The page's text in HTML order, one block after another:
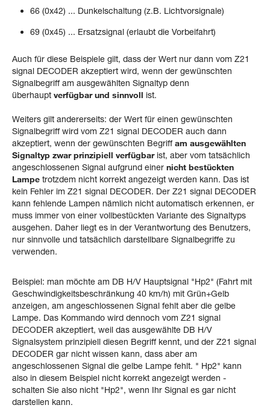
66 (0x42) ... Dunkelschaltung (z.B. Lichtvorsignale)
69 (0x45) ... Ersatzsignal (erlaubt die Vorbeifahrt)
Auch für diese Beispiele gilt, dass der Wert nur dann vom Z21
signal DECODER akzeptiert wird, wenn der gewünschten
Signalbegriff am ausgewählten Signaltyp denn
überhaupt verfügbar und sinnvoll ist.
Weiters gilt andererseits: der Wert für einen gewünschten
Signalbegriff wird vom Z21 signal DECODER auch dann
akzeptiert, wenn der gewünschten Begriffam ausgewählten
Signaltyp zwar prinzipiell verfügbarist, aber vom tatsächlich
angeschlossenen Signal aufgrund einer nicht bestückten
Lampe trotzdem nicht korrekt angezeigt werden kann. Das ist
kein Fehler im Z21 signal DECODER. Der Z21 signal DECODER
kann fehlende Lampen nämlich nicht automatisch erkennen, er
muss immer von einer vollbestückten Variante des Signaltyps
ausgehen. Daher liegt es in der Verantwortung des Benutzers,
nur sinnvolle und tatsächlich darstellbare Signalbegriffe zu
verwenden.
Beispiel: man möchte am DB H/V Hauptsignal "Hp2" (Fahrt mit
Geschwindigkeitsbeschränkung 40 km/h) mit Grün+Gelb
anzeigen, am angeschlossenen Signal fehlt aber die gelbe
Lampe. Das Kommando wird dennoch vom Z21 signal
DECODER akzeptiert, weil das ausgewählte DB H/V
Signalsystem prinzipiell diesen Begriff kennt, und der Z21 signal
DECODER gar nicht wissen kann, dass aber am
angeschlossenen Signal die gelbe Lampe fehlt. " Hp2" kann
also in diesem Beispiel nicht korrekt angezeigt werden -
schalten Sie also nicht "Hp2", wenn Ihr Signal es gar nicht
darstellen kann.